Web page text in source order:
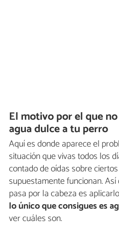
El motivo por el que
agua dulce a tu perro
Aquí es donde aparece el
situación que vivas todos los
contado de oídas sobre
supuestamente funcionan.
pasa por la cabeza es
lo único que consigues es
ver cuáles son.